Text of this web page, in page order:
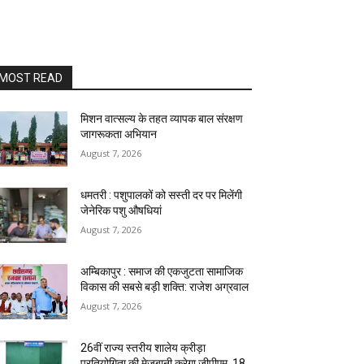
READ
मिशन वात्सल्य के तहत व्यापक बाल संरक्षण
जागरूकता अभियान
August 7, 2026
धमतरी : पशुपालकों को सस्ती दर पर मिलेंगी
जेनेरिक पशु औषधियां
August 7, 2026
अम्बिकापुर : समाज की एकजुटता सामाजिक
विकास की सबसे बड़ी शक्ति: राजेश अग्रवाल
August 7, 2026
26वीं राज्य स्तरीय शालेय क्रीड़ा